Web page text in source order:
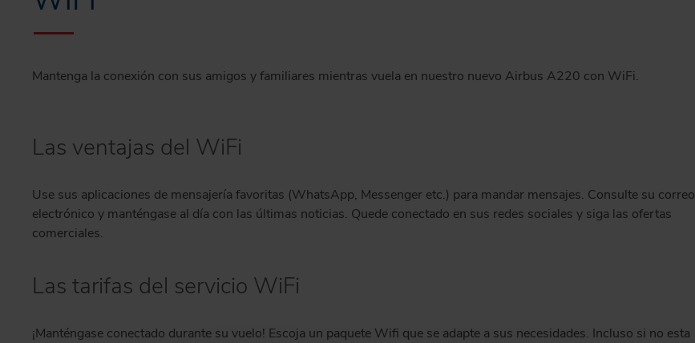
Mantenga la conexión con sus amigos y familiares mientras vuela en nuestro nuevo Airbus A220 con WiFi.
Las ventajas del WiFi
Use sus aplicaciones de mensajería favoritas (WhatsApp, Messenger etc.) para mandar mensajes. Consulte su correo
electrónico y manténgase al día con las últimas noticias. Quede conectado en sus redes sociales y siga las ofertas
comerciales.
Las tarifas del servicio WiFi
¡Manténgase conectado durante su vuelo! Escoja un paquete Wifi que se adapte a sus necesidades. Incluso si no esta